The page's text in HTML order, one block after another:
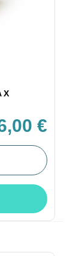
X
€